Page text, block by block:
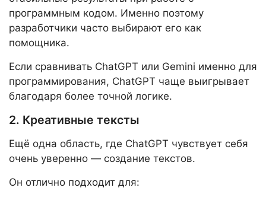
программным кодом. Именно поэтому
разработчики часто выбирают его как
помощника.
Если сравнивать ChatGPT или Gemini именно для
программирования, ChatGPT чаще выигрывает
благодаря более точной логике.
2. Креативные тексты
Ещё одна область, где ChatGPT чувствует себя
очень уверенно — создание текстов.
Он отлично подходит для: